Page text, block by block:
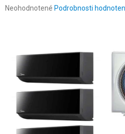
Priemerné
hviezdičiek.
Neohodnotené Podrobnosti